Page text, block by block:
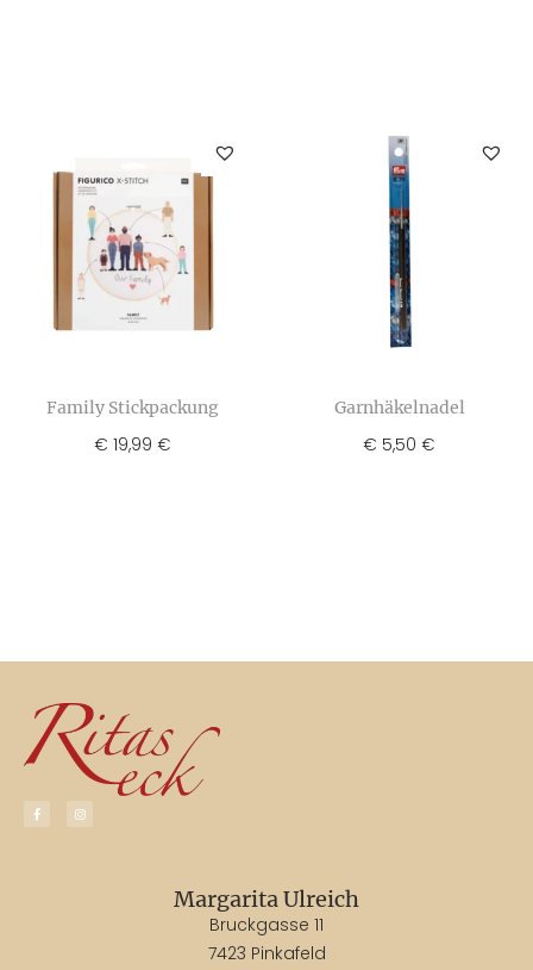
Family Stickpackung
€ 19,99 €
Garnhäkelnadel
€ 5,50 €
Margarita Ulreich
Bruckgasse 11
7423 Pinkafeld